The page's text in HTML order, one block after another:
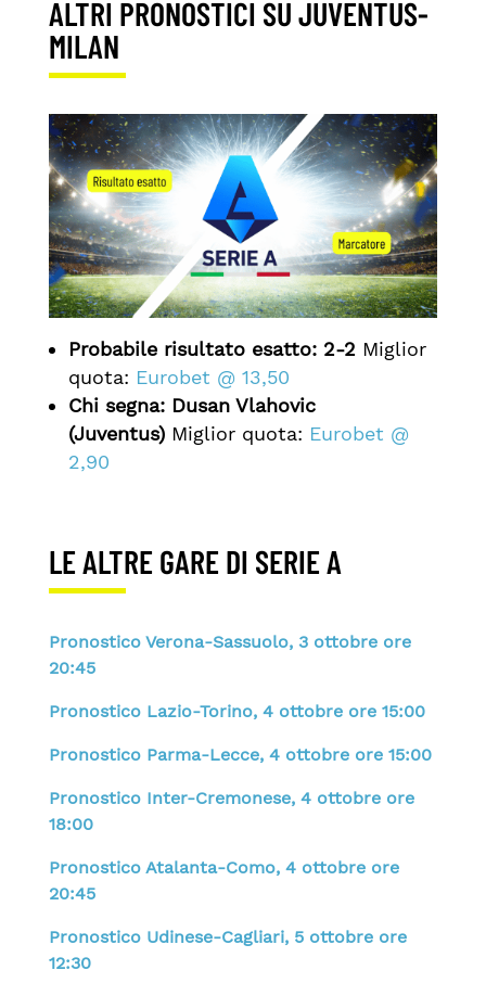
ALTRI PRONOSTICI SU JUVENTUS-
MILAN
Probabile risultato esatto: 2-2 Miglior
quota: Eurobet @ 13,50
Chi segna: Dusan Vlahovic
(Juventus) Miglior quota: Eurobet @
2,90
LE ALTRE GARE DI SERIE A
Pronostico Verona-Sassuolo, 3 ottobre ore
20:45
Pronostico Lazio-Torino, 4 ottobre ore 15:00
Pronostico Parma-Lecce, 4 ottobre ore 15:00
Pronostico Inter-Cremonese, 4 ottobre ore
18:00
Pronostico Atalanta-Como, 4 ottobre ore
20:45
Pronostico Udinese-Cagliari, 5 ottobre ore
12:30